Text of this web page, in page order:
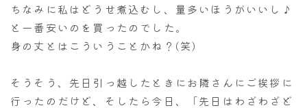
ちなみに私はどうせ煮込むし、量多いほうがいいし♪
と一番安いのを買ったのでした。
身の丈とはこういうことかね？(笑)
そうそう、先日引っ越したときにお隣さんにご挨拶に
行ったのだけど、そしたら今日、「先日はわざわざど